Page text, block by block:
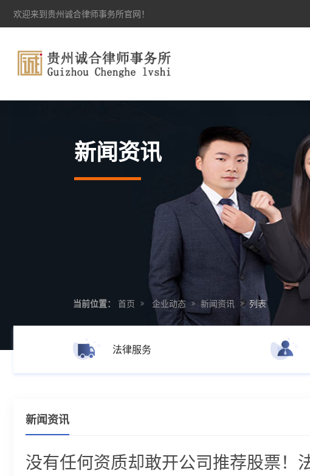
欢迎来到贵州诚合律师事务所官网！
新闻资讯
当前位置： 首页 企业动态 新闻资讯 列表
法律服务
新闻资讯
没有任何资质却敢开公司推荐股票！法